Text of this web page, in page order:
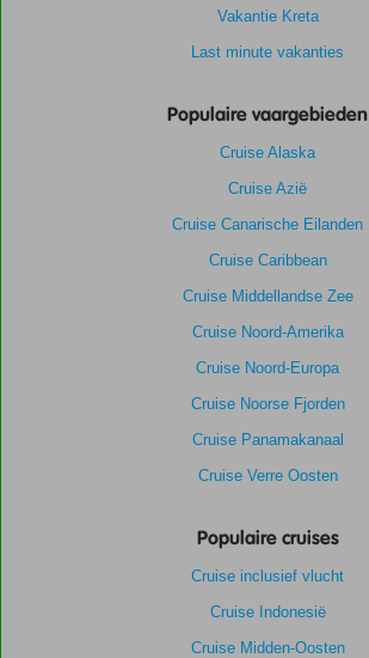
Vakantie Kreta
Last minute vakanties
Populaire vaargebieden
Cruise Alaska
Cruise Azië
Cruise Canarische Eilanden
Cruise Caribbean
Cruise Middellandse Zee
Cruise Noord-Amerika
Cruise Noord-Europa
Cruise Noorse Fjorden
Cruise Panamakanaal
Cruise Verre Oosten
Populaire cruises
Cruise inclusief vlucht
Cruise Indonesië
Cruise Midden-Oosten